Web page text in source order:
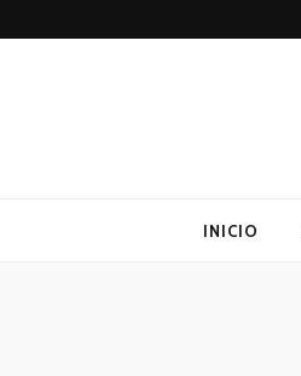
INICIO